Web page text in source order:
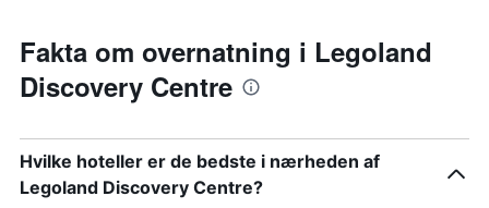
Fakta om overnatning i Legoland
Discovery Centre
Hvilke hoteller er de bedste i nærheden af
Legoland Discovery Centre?